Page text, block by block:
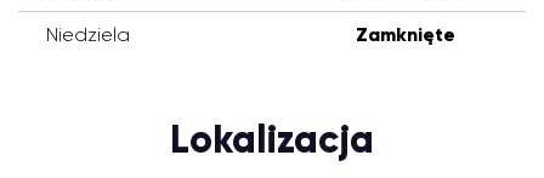
Niedziela Zamknięte
Lokalizacja